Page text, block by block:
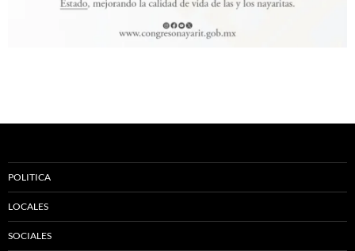
POLITICA
LOCALES
SOCIALES